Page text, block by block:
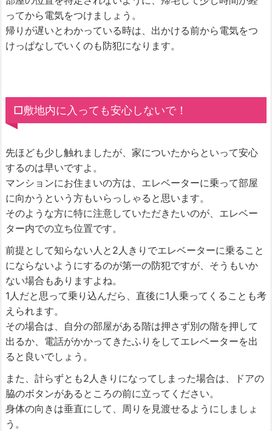
ってから電気をつけましょう。
帰りが遅いとわかっている時は、出かける前から電気をつ
けっぱなしでいくのも防犯になります。
□敷地内に入っても安心しないで！
先ほども少し触れましたが、家についたからといって安心
するのは早いですよ。
マンションにお住まいの方は、エレベーターに乗って部屋
に向かうという方もいらっしゃると思います。
そのような方に特に注意していただきたいのが、エレベー
ター内での立ち位置です。
前提として知らない人と2人きりでエレベーターに乗ること
にならないようにするのが第一の防犯ですが、そうもいか
ない場合もありますよね。
1人だと思って乗り込んだら、直後に1人乗ってくることも考
えられます。
その場合は、自分の部屋がある階は押さず別の階を押して
出るか、電話がかかってきたふりをしてエレベーターを出
ると良いでしょう。
また、計らずとも2人きりになってしまった場合は、ドアの
脇のボタンがあるところの前に立ってください。
身体の向きは垂直にして、周りを見渡せるようにしましょ
う。